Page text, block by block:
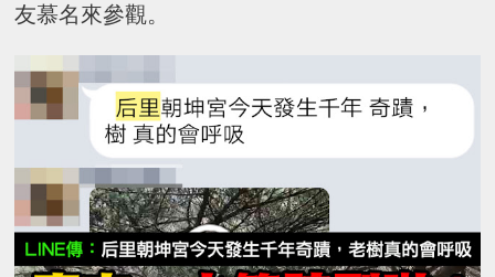
友慕名來參觀。